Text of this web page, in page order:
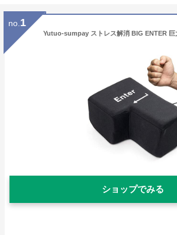
no. 1
ショップでみる